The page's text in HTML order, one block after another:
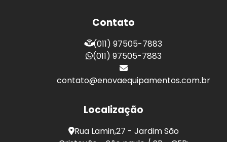
Contato
(011) 97505-7883
(011) 97505-7883
contato@enovaequipamentos.com.br
Localização
Rua Lamin,27 - Jardim São